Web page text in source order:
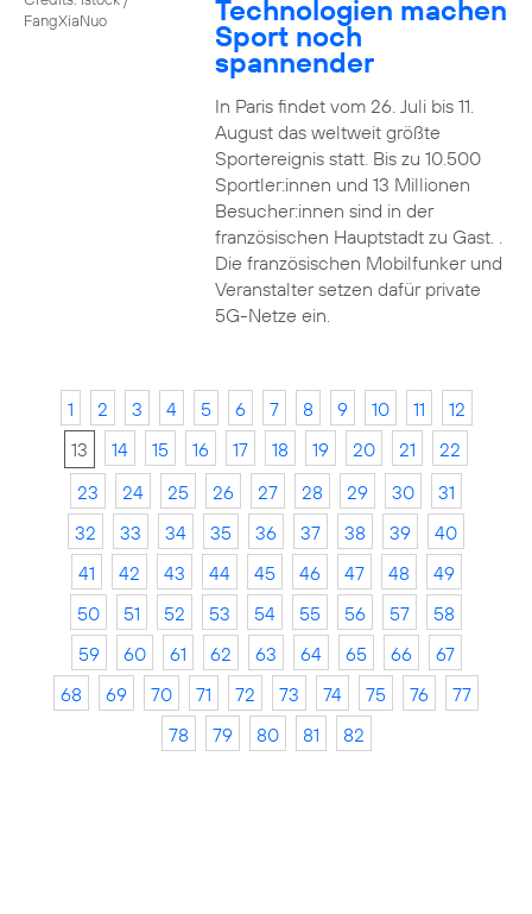
FangXiaNuo
Technologien machen
Sport noch
spannender
In Paris findet vom 26. Juli bis 11.
August das weltweit größte
Sportereignis statt. Bis zu 10.500
Sportler:innen und 13 Millionen
Besucher:innen sind in der
französischen Hauptstadt zu Gast. .
Die französischen Mobilfunker und
Veranstalter setzen dafür private
5G-Netze ein.
1 2 3 4 5 6 7 8 9 10 11
12
13
14 15 16 17 18 19 20 21
22
23
24 25 26 27 28 29 30
31
32
33 34 35 36 37 38 39
40
41
42 43 44 45 46 47 48
49
50
51 52 53 54 55 56 57
58
59
60 61 62 63 64 65 66
67
68
69 70 71 72 73 74 75 76
77
78
79 80 81 82